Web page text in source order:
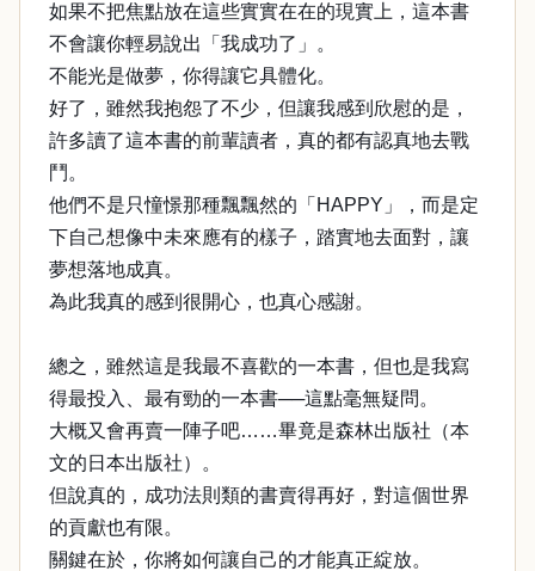
如果不把焦點放在這些實實在在的現實上，這本書
不會讓你輕易說出「我成功了」。
不能光是做夢，你得讓它具體化。
好了，雖然我抱怨了不少，但讓我感到欣慰的是，
許多讀了這本書的前輩讀者，真的都有認真地去戰
鬥。
他們不是只憧憬那種飄飄然的「HAPPY」，而是定
下自己想像中未來應有的樣子，踏實地去面對，讓
夢想落地成真。
為此我真的感到很開心，也真心感謝。
總之，雖然這是我最不喜歡的一本書，但也是我寫
得最投入、最有勁的一本書──這點毫無疑問。
大概又會再賣一陣子吧……畢竟是森林出版社（本
文的日本出版社）。
但說真的，成功法則類的書賣得再好，對這個世界
的貢獻也有限。
關鍵在於，你將如何讓自己的才能真正綻放。